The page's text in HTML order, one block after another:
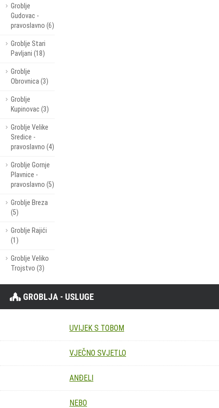
Groblje
Gudovac -
pravoslavno (6)
Groblje Stari
Pavljani (18)
Groblje
Obrovnica (3)
Groblje
Kupinovac (3)
Groblje Velike
Sredice -
pravoslavno (4)
Groblje Gornje
Plavnice -
pravoslavno (5)
Groblje Breza
(5)
Groblje Rajići
(1)
Groblje Veliko
Trojstvo (3)
GROBLJA - USLUGE
UVIJEK S TOBOM
VJEČNO SVJETLO
ANĐELI
NEBO